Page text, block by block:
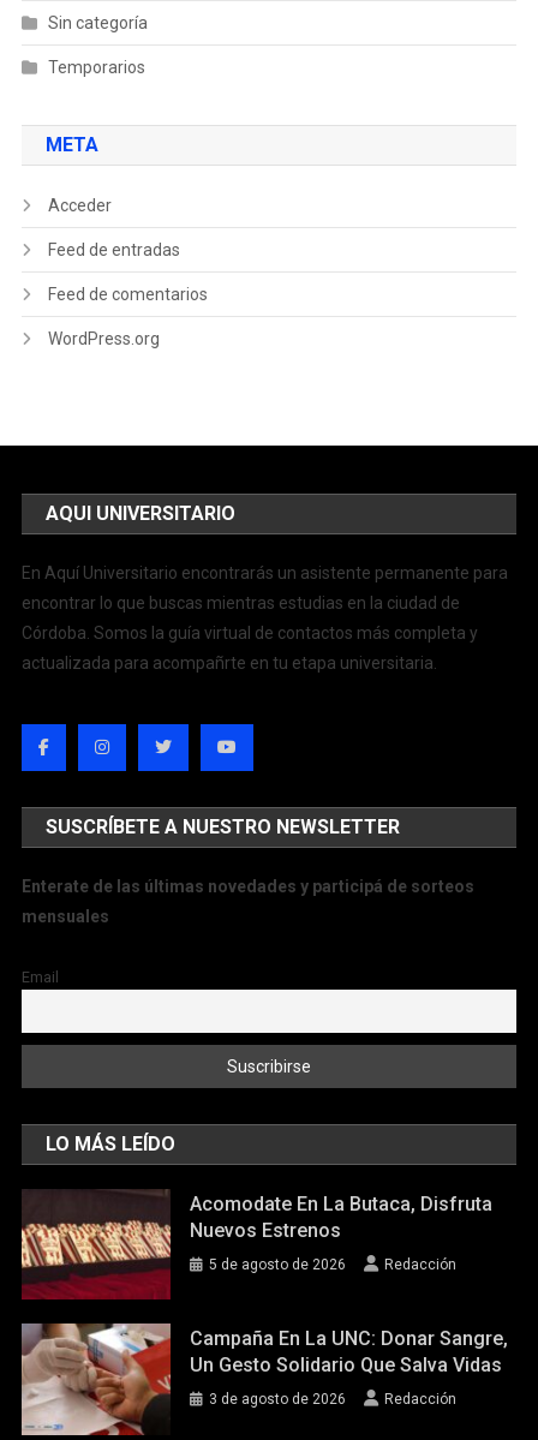
Sin categoría
Temporarios
META
Acceder
Feed de entradas
Feed de comentarios
WordPress.org
AQUI UNIVERSITARIO
En Aquí Universitario encontrarás un asistente permanente para
encontrar lo que buscas mientras estudias en la ciudad de
Córdoba. Somos la guía virtual de contactos más completa y
actualizada para acompañrte en tu etapa universitaria.
SUSCRÍBETE A NUESTRO NEWSLETTER
Enterate de las últimas novedades y participá de sorteos
mensuales
Email
LO MÁS LEÍDO
Acomodate En La Butaca, Disfruta
Nuevos Estrenos
5 de agosto de 2026 Redacción
Campaña En La UNC: Donar Sangre,
Un Gesto Solidario Que Salva Vidas
3 de agosto de 2026 Redacción